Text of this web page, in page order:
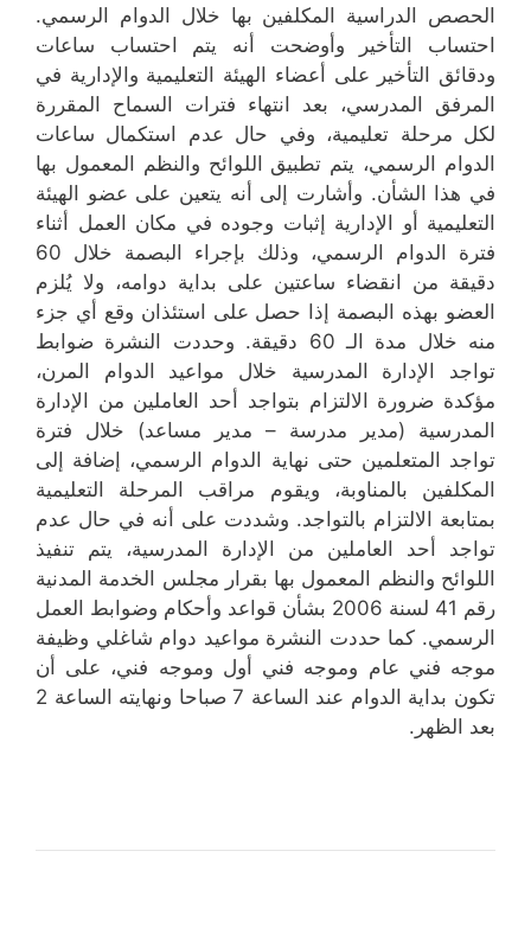
الحصص الدراسية المكلفين بها خلال الدوام الرسمي.
احتساب التأخير وأوضحت أنه يتم احتساب ساعات
ودقائق التأخير على أعضاء الهيئة التعليمية والإدارية في
المرفق المدرسي، بعد انتهاء فترات السماح المقررة
لكل مرحلة تعليمية، وفي حال عدم استكمال ساعات
الدوام الرسمي، يتم تطبيق اللوائح والنظم المعمول بها
في هذا الشأن. وأشارت إلى أنه يتعين على عضو الهيئة
التعليمية أو الإدارية إثبات وجوده في مكان العمل أثناء
فترة الدوام الرسمي، وذلك بإجراء البصمة خلال 60
دقيقة من انقضاء ساعتين على بداية دوامه، ولا يُلزم
العضو بهذه البصمة إذا حصل على استئذان وقع أي جزء
منه خلال مدة الـ 60 دقيقة. وحددت النشرة ضوابط
تواجد الإدارة المدرسية خلال مواعيد الدوام المرن،
مؤكدة ضرورة الالتزام بتواجد أحد العاملين من الإدارة
المدرسية (مدير مدرسة – مدير مساعد) خلال فترة
تواجد المتعلمين حتى نهاية الدوام الرسمي، إضافة إلى
المكلفين بالمناوبة، ويقوم مراقب المرحلة التعليمية
بمتابعة الالتزام بالتواجد. وشددت على أنه في حال عدم
تواجد أحد العاملين من الإدارة المدرسية، يتم تنفيذ
اللوائح والنظم المعمول بها بقرار مجلس الخدمة المدنية
رقم 41 لسنة 2006 بشأن قواعد وأحكام وضوابط العمل
الرسمي. كما حددت النشرة مواعيد دوام شاغلي وظيفة
موجه فني عام وموجه فني أول وموجه فني، على أن
تكون بداية الدوام عند الساعة 7 صباحا ونهايته الساعة 2
بعد الظهر.